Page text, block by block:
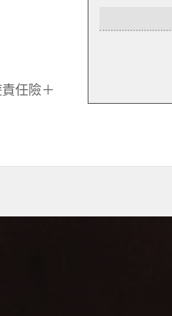
任險＋